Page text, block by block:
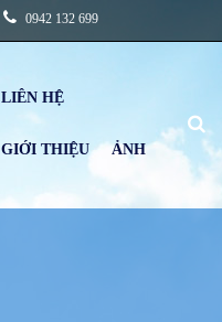
0942 132 699
LIÊN HỆ
GIỚI THIỆU ẢNH